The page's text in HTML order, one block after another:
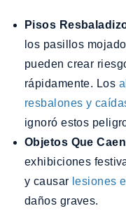
Pisos
los pasillos
pueden crear
rápidamente. Los
resbalones y
ignoró estos
Objetos Que Caen
exhibiciones
y causar lesiones
daños graves.